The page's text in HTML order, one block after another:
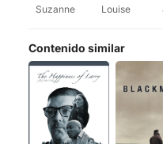
Suzanne
Louise
Contenido similar